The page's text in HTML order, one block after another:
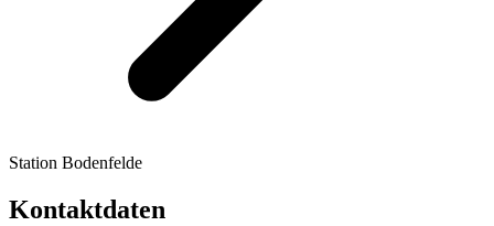
Station Bodenfelde
Kontaktdaten